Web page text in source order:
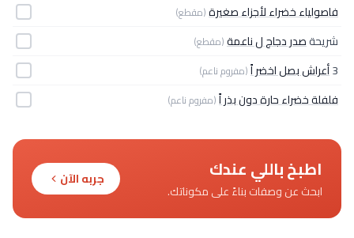
فاصولياء خضراء لأجزاء صغيرة(مقطع)
شريحةصدر دجاج ل ناعمة(مقطع)
3أعراش بصل اخضر اً(مفروم ناعم)
فلفلة خضراء حارة دون بذر اً(مفروم ناعم)
اطبخ باللي عندك
ابحث عن وصفات بناءً على مكوناتك.
جربه الآن